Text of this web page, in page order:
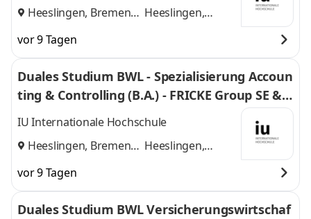
Heeslingen, Bremen
Heeslingen,
vor 9 Tagen
Duales Studium BWL - Spezialisierung Accoun
ting & Controlling (B.A.) - FRICKE Group SE & C
o. KG
IU Internationale Hochschule
Heeslingen, Bremen
Heeslingen,
vor 9 Tagen
Duales Studium BWL Versicherungswirtschaf